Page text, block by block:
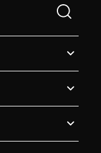
un terme de